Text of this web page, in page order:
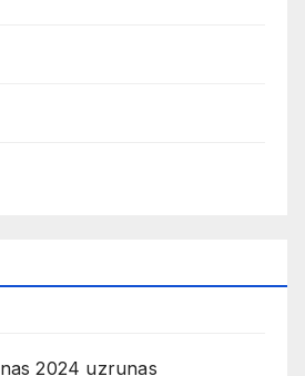
2024 uzrunas